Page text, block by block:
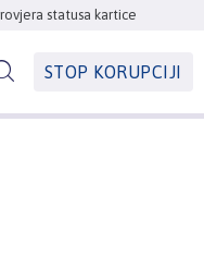
statusa kartice
STOP KORUPCIJI